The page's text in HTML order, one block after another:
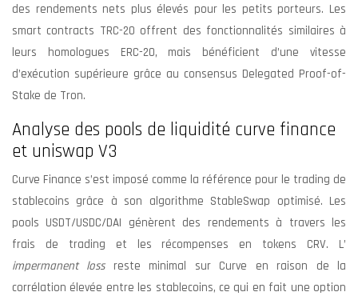
des rendements nets plus élevés pour les petits porteurs. Les
smart contracts TRC-20 offrent des fonctionnalités similaires à
leurs homologues ERC-20, mais bénéficient d’une vitesse
d’exécution supérieure grâce au consensus Delegated Proof-of-
Stake de Tron.
Analyse des pools de liquidité curve finance
et uniswap V3
Curve Finance s’est imposé comme la référence pour le trading de
stablecoins grâce à son algorithme StableSwap optimisé. Les
pools USDT/USDC/DAI génèrent des rendements à travers les
frais de trading et les récompenses en tokens CRV. L’
impermanent loss reste minimal sur Curve en raison de la
corrélation élevée entre les stablecoins, ce qui en fait une option